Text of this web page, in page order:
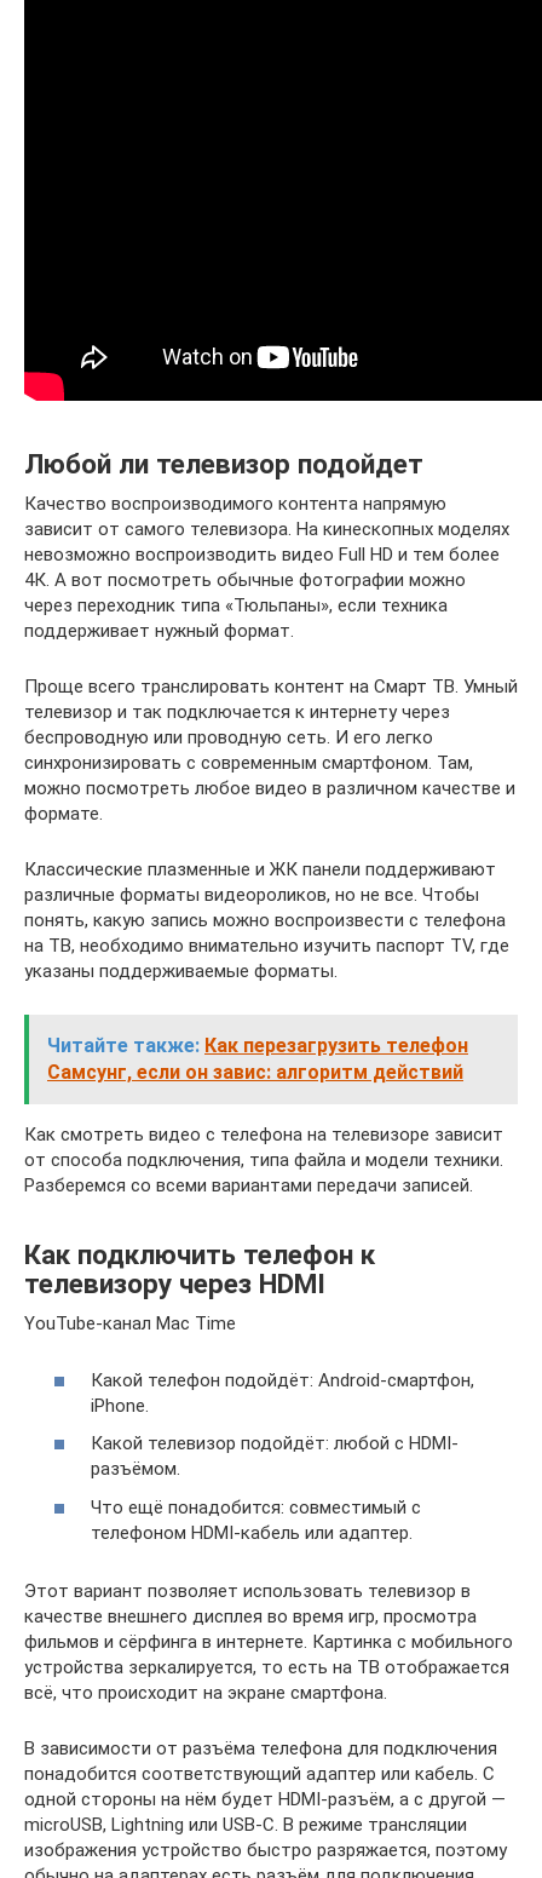
Любой ли телевизор подойдет
Качество воспроизводимого контента напрямую
зависит от самого телевизора. На кинескопных моделях
невозможно воспроизводить видео Full HD и тем более
4К. А вот посмотреть обычные фотографии можно
через переходник типа «Тюльпаны», если техника
поддерживает нужный формат.
Проще всего транслировать контент на Смарт ТВ. Умный
телевизор и так подключается к интернету через
беспроводную или проводную сеть. И его легко
синхронизировать с современным смартфоном. Там,
можно посмотреть любое видео в различном качестве и
формате.
Классические плазменные и ЖК панели поддерживают
различные форматы видеороликов, но не все. Чтобы
понять, какую запись можно воспроизвести с телефона
на ТВ, необходимо внимательно изучить паспорт TV, где
указаны поддерживаемые форматы.
Читайте также: Как перезагрузить телефон
Самсунг, если он завис: алгоритм действий
Как смотреть видео с телефона на телевизоре зависит
от способа подключения, типа файла и модели техники.
Разберемся со всеми вариантами передачи записей.
Как подключить телефон к
телевизору через HDMI
YouTube-канал Mac Time
Какой телефон подойдёт: Android-смартфон,
iPhone.
Какой телевизор подойдёт: любой с HDMI-
разъёмом.
Что ещё понадобится: совместимый с
телефоном HDMI-кабель или адаптер.
Этот вариант позволяет использовать телевизор в
качестве внешнего дисплея во время игр, просмотра
фильмов и сёрфинга в интернете. Картинка с мобильного
устройства зеркалируется, то есть на ТВ отображается
всё, что происходит на экране смартфона.
В зависимости от разъёма телефона для подключения
понадобится соответствующий адаптер или кабель. С
одной стороны на нём будет HDMI-разъём, а с другой —
microUSB, Lightning или USB-C. В режиме трансляции
изображения устройство быстро разряжается, поэтому